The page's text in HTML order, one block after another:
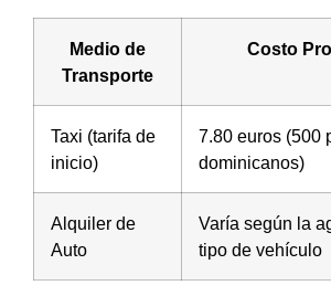
Medio de
Transporte
Costo
Taxi (tarifa de
inicio)
7.80 euros (500
dominicanos)
Alquiler de
Auto
Varía según la
tipo de vehículo